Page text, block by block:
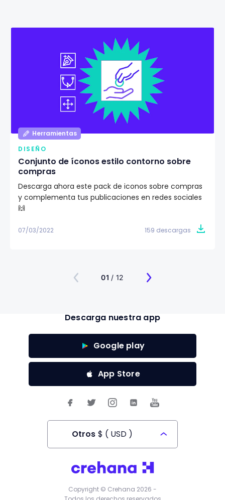
Herramientas
DISEÑO
Conjunto de íconos estilo contorno sobre
compras
Descarga ahora este pack de iconos sobre compras
y complementa tus publicaciones en redes sociales
🙌
07/03/2022 159 descargas
01 / 12
Descarga nuestra app
Google play
App Store
Otros $ ( USD )